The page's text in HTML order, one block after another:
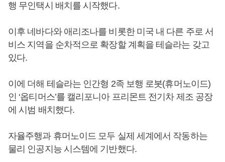
행 무인택시 배치를 시작했다.
이후 네바다와 애리조나를 비롯한 미국 내 다른 주로 서
비스 지역을 순차적으로 확장할 계획을 테슬라는 갖고
있다.
이에 더해 테슬라는 인간형 2족 보행 로봇(휴머노이드)
인 ‘옵티머스’를 캘리포니아 프리몬트 전기차 제조 공장
에 시범 배치했다.
자율주행과 휴머노이드 모두 실제 세계에서 작동하는
물리 인공지능 시스템에 기반했다.